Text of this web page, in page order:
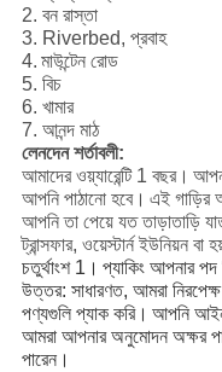
2. বন রাস্তা
3. Riverbed, প্রবাহ
4. মাউন্টেন রোড
5. বিচ
6. খামার
7. আনন্দ মাঠ
লেনদেন শর্তাবলী:
আমাদের ওয়্যারেন্টি 1 বছর।
আপনি পাঠানো হবে। এই গাড়ির
আপনি তা পেয়ে যত তাড়াতাড়ি
ট্রান্সফার, ওয়েস্টার্ন ইউনিয়ন বা
চতুর্থাংশ 1। প্যাকিং আপনার পদ
উত্তর: সাধারণত, আমরা
পণ্যগুলি প্যাক করি। আপনি
আমরা আপনার অনুমোদন অক্ষর
পারেন।